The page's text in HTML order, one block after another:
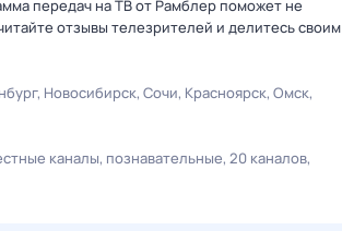
передач на ТВ от Рамблер поможет не
отзывы телезрителей и делитесь своим
Новосибирск Сочи Красноярск Омск
каналы познавательные 20 каналов